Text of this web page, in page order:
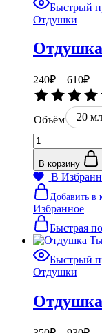
Быстрый
Отдушки
240₽ – 610₽
–
Объём 20 мл
Количество
товара
Отдушка
Сочная
вишня
В корзину
В
Добавить в
Избранное
Быстрая
Быстрый
Отдушки